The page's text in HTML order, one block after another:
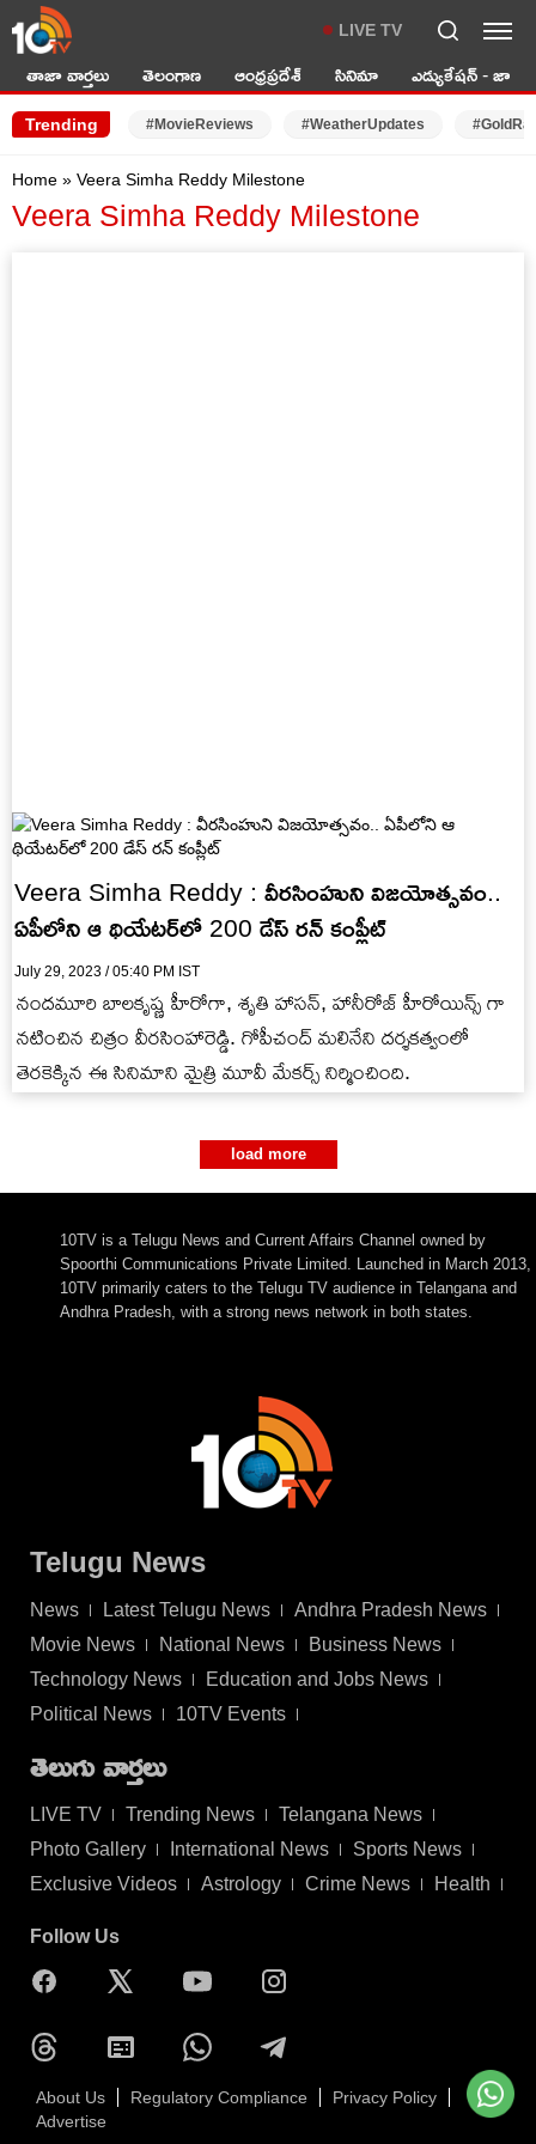
LIVE TV
తాజా వార్తలు తెలంగాణ ఆంధ్రప్రదేశ్ సినిమా ఎడ్యుకేషన్ - జాబ్స్
Trending #MovieReviews #WeatherUpdates
Home » Veera Simha Reddy Milestone
Veera Simha Reddy Milestone
Veera Simha Reddy : వీర‌సింహుని విజ‌యోత్స‌వం..
ఏపీలోని ఆ థియేట‌ర్‌లో 200 డేస్ ర‌న్ కంప్లీట్
July 29, 2023 / 05:40 PM IST
నంద‌మూరి బాలకృష్ణ హీరోగా, శృతి హాసన్, హానీరోజ్ హీరోయిన్స్ గా
న‌టించిన చిత్రం వీరసింహారెడ్డి. గోపీచంద్ మలినేని దర్శకత్వంలో
తెర‌కెక్కిన ఈ సినిమాని మైత్రి మూవీ మేకర్స్ నిర్మించింది.
load more
10TV is a Telugu News and Current Affairs Channel owned by
Spoorthi Communications Private Limited. Launched in March 2013,
10TV primarily caters to the Telugu TV audience in Telangana and
Andhra Pradesh, with a strong news network in both states.
Telugu News
News Latest Telugu News
Andhra Pradesh News
Movie News
National News
Business News
Technology News
Education and Jobs News
Political News
10TV Events
తెలుగు వార్తలు
LIVE TV Trending News
Telangana News
Photo Gallery
International News
Sports News
Exclusive Videos
Astrology Crime News Health
Follow Us
About Us Regulatory Compliance
Privacy Policy
Advertise